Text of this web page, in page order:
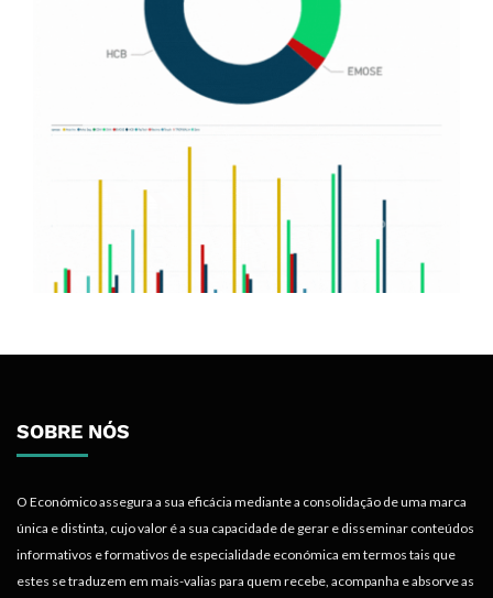
SOBRE NÓS
O Económico assegura a sua eficácia mediante a consolidação de uma marca
única e distinta, cujo valor é a sua capacidade de gerar e disseminar conteúdos
informativos e formativos de especialidade económica em termos tais que
estes se traduzem em mais-valias para quem recebe, acompanha e absorve as